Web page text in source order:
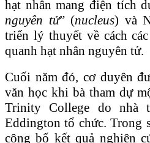
hạt nhân mang điện tích
nguyên tử” (nucleus) và
triển lý thuyết về cách
quanh hạt nhân nguyên tử.
Cuối năm đó, cơ duyên
văn học khi bà tham dự
Trinity College do nhà
Eddington tổ chức. Trong
công bố kết quả nghiên